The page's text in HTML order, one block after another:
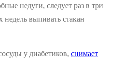
недуги, следует раз в три
недель выпивать стакан
у диабетиков, снимает